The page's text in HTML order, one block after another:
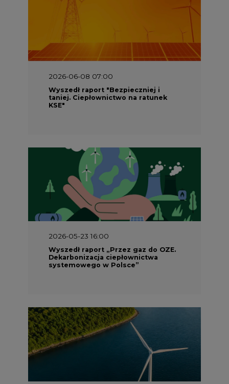
2026-06-08 07:00
Wyszedł raport "Bezpieczniej i
taniej. Ciepłownictwo na ratunek
KSE"
2026-05-23 16:00
Wyszedł raport „Przez gaz do OZE.
Dekarbonizacja ciepłownictwa
systemowego w Polsce”